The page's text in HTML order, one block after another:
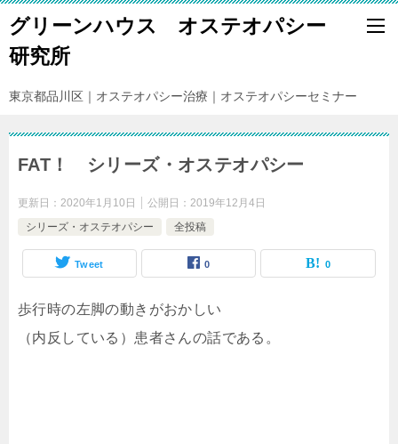
グリーンハウス オステオパシー
研究所
東京都品川区｜オステオパシー治療｜オステオパシーセミナー
FAT！ シリーズ・オステオパシー
更新日： 2020年1月10日 公開日： 2019年12月4日
シリーズ・オステオパシー
全投稿
Tweet 0 0
歩行時の左脚の動きがおかしい
（内反している）患者さんの話である。